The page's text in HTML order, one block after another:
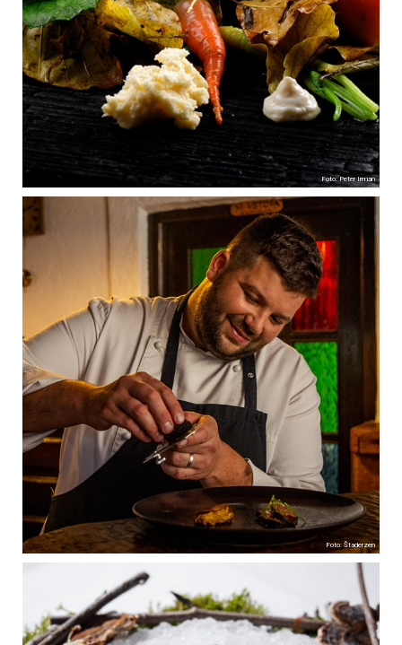
Foto: Peter Irman
Foto: Štaderzen